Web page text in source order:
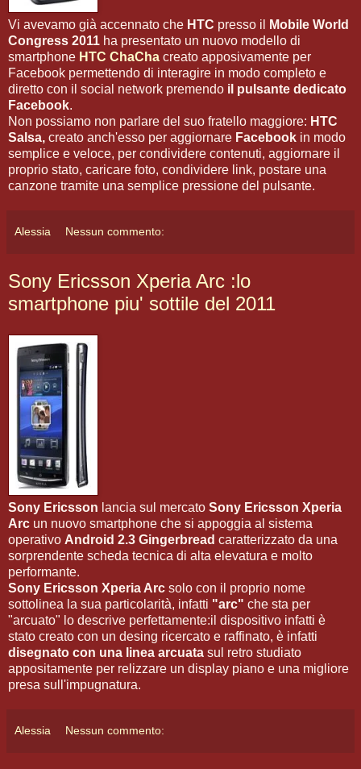
Vi avevamo già accennato che HTC presso il
Mobile World
Congress 2011 ha presentato un nuovo modello di
smartphone HTC ChaCha creato apposivamente per
Facebook permettendo di interagire in modo completo e
diretto con il social network premendo il pulsante dedicato
Facebook.
Non possiamo non parlare del suo fratello maggiore: HTC
Salsa, creato anch'esso per aggiornare Facebook in modo
semplice e veloce, per condividere contenuti, aggiornare il
proprio stato, caricare foto, condividere link, postare una
canzone tramite una semplice pressione del pulsante.
Alessia Nessun commento:
Sony Ericsson Xperia Arc :lo
smartphone piu' sottile del 2011
Sony Ericsson lancia sul mercato Sony Ericsson Xperia
Arc un nuovo smartphone che si appoggia al sistema
operativo Android 2.3 Gingerbread caratterizzato da una
sorprendente scheda tecnica di alta elevatura e molto
performante.
Sony Ericsson Xperia Arc solo con il proprio nome
sottolinea la sua particolarità, infatti "arc" che sta per
"arcuato" lo descrive perfettamente:il dispositivo infatti è
stato creato con un desing ricercato e raffinato, è infatti
disegnato con una linea arcuata sul retro studiato
appositamente per relizzare un display piano e una migliore
presa sull'impugnatura.
Alessia Nessun commento: